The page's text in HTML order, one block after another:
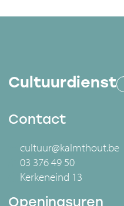
Cultuurdienst
Contact
cultuur@kalmthout.be
03 376 49 50
Kerkeneind 13